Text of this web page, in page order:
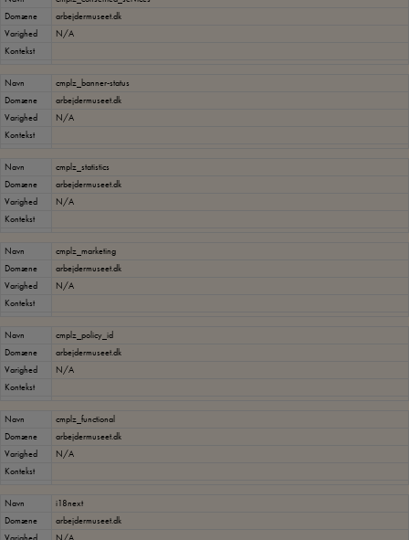
Domæne
arbejdermuseet.dk
Varighed
N/A
Kontekst
Navn
cmplz_banner-status
Domæne
arbejdermuseet.dk
Varighed
N/A
Kontekst
Navn
cmplz_statistics
Domæne
arbejdermuseet.dk
Varighed
N/A
Kontekst
Navn
cmplz_marketing
Domæne
arbejdermuseet.dk
Varighed
N/A
Kontekst
Navn
cmplz_policy_id
Domæne
arbejdermuseet.dk
Varighed
N/A
Kontekst
Navn
cmplz_functional
Domæne
arbejdermuseet.dk
Varighed
N/A
Kontekst
Navn
i18next
Domæne
arbejdermuseet.dk